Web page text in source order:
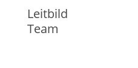
Leitbild
Team